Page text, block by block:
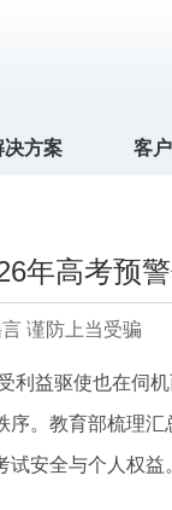
决方案 客
年高考预
谨防上当受骗
益驱使也在伺
。教育部梳理
安全与个人权益